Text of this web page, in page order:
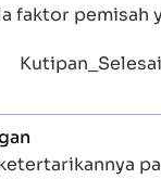
faktor pemisah
Kutipan_Selesai